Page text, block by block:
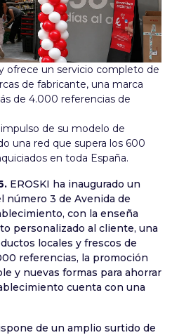
ofrece un servicio completo de
de fabricante, una marca
de 4.000 referencias de
de su modelo de
una red que supera los 600
en toda España.
EROSKI ha inaugurado un
número 3 de Avenida de
con la enseña
personalizado al cliente, una
locales y frescos de
referencias, la promoción
y nuevas formas para ahorrar
cuenta con una
de un amplio surtido de